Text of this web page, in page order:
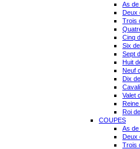
As de
Deux
Trois
Cinq
Six
Sept
Huit
Neuf
Dix
Valet
Roi
COUPES
As
Deux
Trois